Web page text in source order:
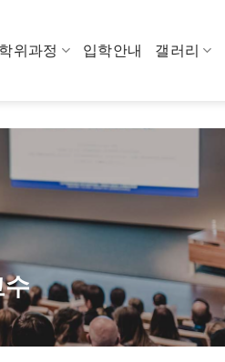
학위과정 입학안내 갤러리
수